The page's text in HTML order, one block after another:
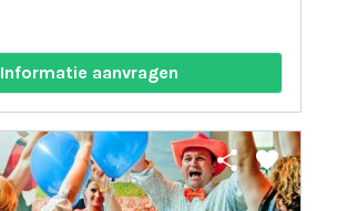
Informatie aanvragen
share favorite